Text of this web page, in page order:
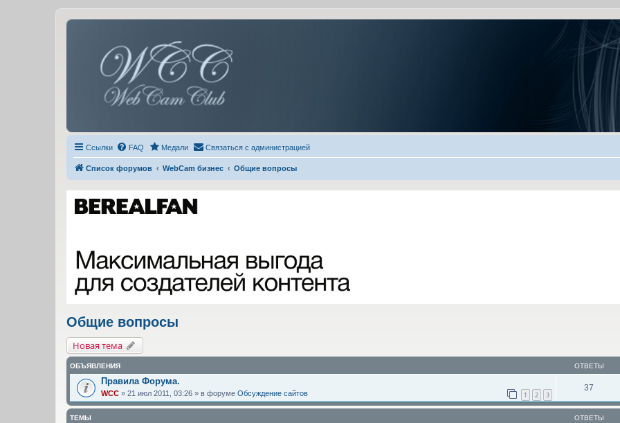
Ссылки FAQ Медали Связаться с администрацией
Список форумов WebCam бизнес Общие вопросы
Общие вопросы
Новая тема
ОБЪЯВЛЕНИЯ ОТВЕТЫ
Правила Форума.
WCC » 21 июл 2011, 03:26 » в форуме Обсуждение сайтов 1 2 3
37
ТЕМЫ ОТВЕТЫ